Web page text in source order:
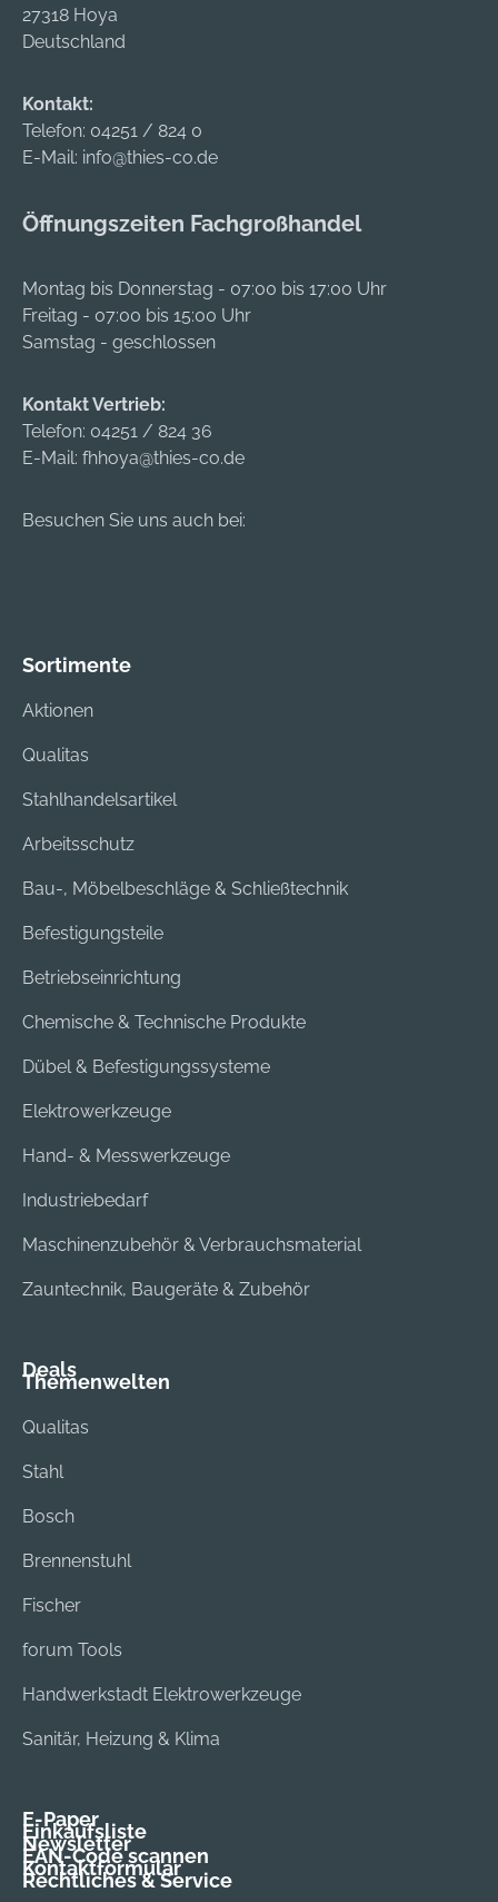
beschichtet
EN ISO 20471 Klasse
1, EN 343 Klasse
27318 Hoya
Deutschland
Kontakt:
Telefon: 04251 / 824 0
E-Mail: info@thies-co.de
Öffnungszeiten Fachgroßhandel
Montag bis Donnerstag - 07:00 bis 17:00 Uhr
Freitag - 07:00 bis 15:00 Uhr
Samstag - geschlossen
Kontakt Vertrieb:
Telefon: 04251 / 824 36
E-Mail: fhhoya@thies-co.de
Besuchen Sie uns auch bei:
Sortimente
Aktionen
Qualitas
Stahlhandelsartikel
Arbeitsschutz
Bau-, Möbelbeschläge & Schließtechnik
Befestigungsteile
Betriebseinrichtung
Chemische & Technische Produkte
Dübel & Befestigungssysteme
Elektrowerkzeuge
Hand- & Messwerkzeuge
Industriebedarf
Maschinenzubehör & Verbrauchsmaterial
Zauntechnik, Baugeräte & Zubehör
Deals
Themenwelten
Qualitas
Stahl
Bosch
Brennenstuhl
Fischer
forum Tools
Handwerkstadt Elektrowerkzeuge
Sanitär, Heizung & Klima
E-Paper
Einkaufsliste
Newsletter
EAN-Code scannen
Kontaktformular
Rechtliches & Service